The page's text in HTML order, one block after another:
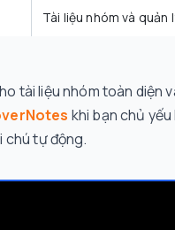
Tài liệu nhóm và quản
tài liệu nhóm toàn diện
khi bạn chủ yếu
chú tự động.